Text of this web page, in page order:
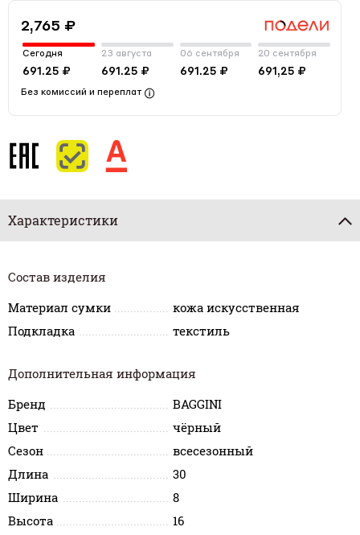
2,765 ₽
Сегодня
691.25 ₽
23 августа
691.25 ₽
06 сентября
691.25 ₽
20 сентября
691,25 ₽
Без комиссий и переплат
Характеристики
Состав изделия
Материал сумки
кожа искусственная
Подкладка
текстиль
Дополнительная информация
Бренд
BAGGINI
Цвет
чёрный
Сезон
всесезонный
Длина
30
Ширина
8
Высота
16